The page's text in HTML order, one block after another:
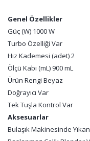
Genel Özellikler
Güç (W) 1000 W
Turbo Özelliği Var
Hız Kademesi (adet) 2
Ölçü Kabı (mL) 900 mL
Ürün Rengi Beyaz
Doğrayıcı Var
Tek Tuşla Kontrol Var
Aksesuarlar
Bulaşık Makinesinde